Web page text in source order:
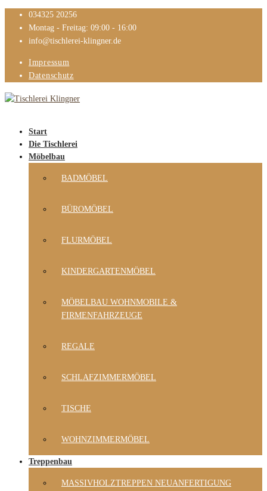
034325 20256
Montag - Freitag: 09:00 - 16:00
info@tischlerei-klingner.de
Impressum
Datenschutz
Start
Die Tischlerei
Möbelbau
BADMÖBEL
BÜROMÖBEL
FLURMÖBEL
KINDERGARTENMÖBEL
MÖBELBAU WOHNMOBILE &
FIRMENFAHRZEUGE
REGALE
SCHLAFZIMMERMÖBEL
TISCHE
WOHNZIMMERMÖBEL
Treppenbau
MASSIVHOLZTREPPEN NEUANFERTIGUNG